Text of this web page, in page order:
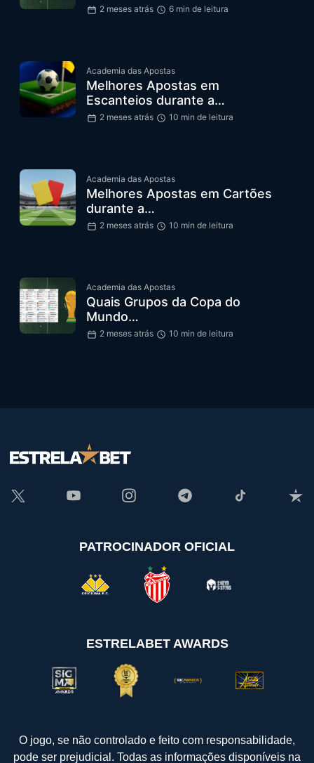
2 meses atrás 6 min de leitura
Academia das Apostas
Melhores Apostas em
Escanteios durante a…
2 meses atrás 10 min de leitura
Academia das Apostas
Melhores Apostas em Cartões
durante a…
2 meses atrás 10 min de leitura
Academia das Apostas
Quais Grupos da Copa do
Mundo…
2 meses atrás 10 min de leitura
PATROCINADOR OFICIAL
ESTRELABET AWARDS
O jogo, se não controlado e feito com responsabilidade,
pode ser prejudicial. Todas as informações disponíveis na